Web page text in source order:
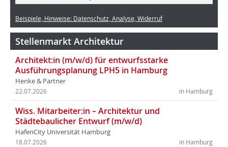
Beispiele, Hinweise: Datenschutz, Analyse, Widerruf
Stellenmarkt Architektur
Architekt:in (m/w/d) für entwurfsstarke
Ausführungsplanung LPH5 in Hamburg
Henke & Partner
in Hamburg
22.07.2026
Wiss. Mitarbeiter:in – Architektur und
Städtebaulicher Entwurf (m/w/d)
HafenCity Universität Hamburg
in Hamburg
18.07.2026